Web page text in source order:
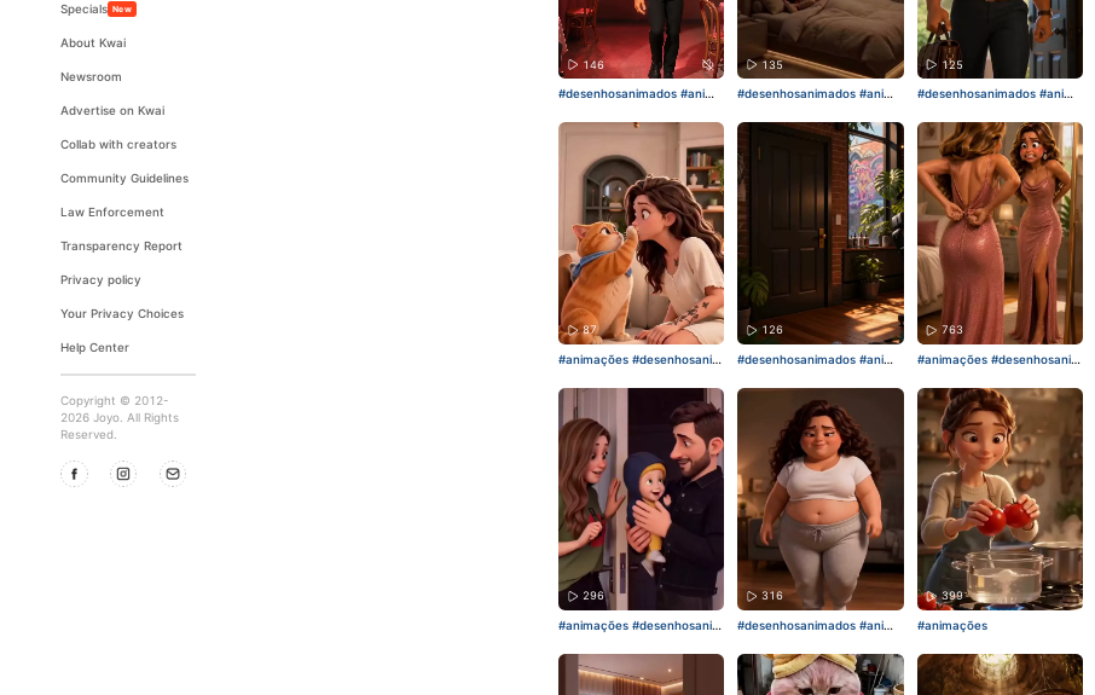
Specials New
About Kwai
Newsroom
Advertise on Kwai
Collab with creators
Community Guidelines
Law Enforcement
Transparency Report
Privacy policy
Your Privacy Choices
Help Center
Copyright © 2012-
2026 Joyo. All Rights
Reserved.
146
#desenhosanimados #anima
135
#desenhosanimados #anima
125
#desenhosanimados #anima
87
#animações #desenhosanim
126
#desenhosanimados #anima
763
#animações #desenhosanim
296
#animações #desenhosanim
316
#desenhosanimados #anima
399
#animações